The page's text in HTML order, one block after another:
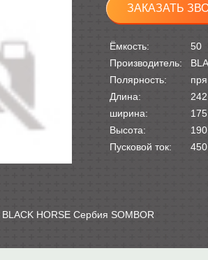
ЗАКАЗАТЬ
Ёмкость:
50
Производитель:
Полярность:
Длина:
242
ширина:
175
Высота:
190
Пусковой ток:
450
HORSE Сербия SOMBOR